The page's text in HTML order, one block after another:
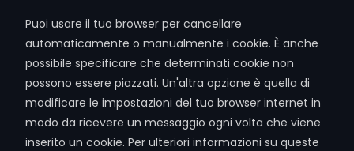
Puoi usare il tuo browser per cancellare
automaticamente o manualmente i cookie. È anche
possibile specificare che determinati cookie non
possono essere piazzati. Un'altra opzione è quella di
modificare le impostazioni del tuo browser internet in
modo da ricevere un messaggio ogni volta che viene
inserito un cookie. Per ulteriori informazioni su queste